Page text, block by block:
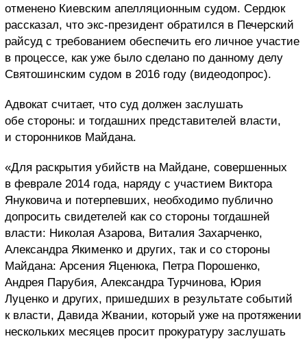
отменено Киевским апелляционным судом. Сердюк
рассказал, что экс-президент обратился в Печерский
райсуд с требованием обеспечить его личное участие
в процессе, как уже было сделано по данному делу
Святошинским судом в 2016 году (видеодопрос).
Адвокат считает, что суд должен заслушать
обе стороны: и тогдашних представителей власти,
и сторонников Майдана.
«Для раскрытия убийств на Майдане, совершенных
в феврале 2014 года, наряду с участием Виктора
Януковича и потерпевших, необходимо публично
допросить свидетелей как со стороны тогдашней
власти: Николая Азарова, Виталия Захарченко,
Александра Якименко и других, так и со стороны
Майдана: Арсения Яценюка, Петра Порошенко,
Андрея Парубия, Александра Турчинова, Юрия
Луценко и других, пришедших в результате событий
к власти, Давида Жвании, который уже на протяжении
нескольких месяцев просит прокуратуру заслушать